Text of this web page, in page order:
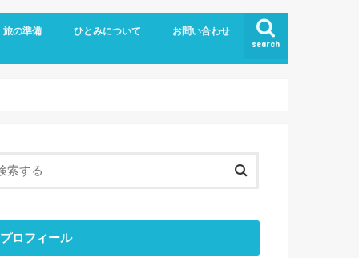
search
旅の準備
旅の持ち物
留学
お金のはなし
ひとみについて
ブログについて
ひとりごと
ひとみの「おすすめ」
最近のできごと
目標と結果
コミュニケーション
ミニマリスト
エシカル
お問い合わせ
プロフィール